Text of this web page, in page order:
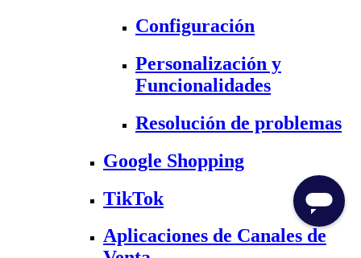
Configuración
Personalización y
Funcionalidades
Resolución de problemas
Google Shopping
TikTok
Aplicaciones de Canales de